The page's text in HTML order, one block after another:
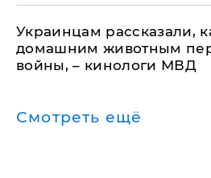
Украинцам рассказали,
домашним животным
войны, – кинологи МВД
Смотреть ещё